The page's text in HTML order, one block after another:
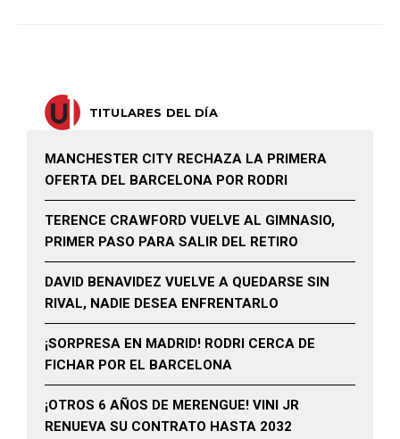
TITULARES DEL DÍA
MANCHESTER CITY RECHAZA LA PRIMERA
OFERTA DEL BARCELONA POR RODRI
TERENCE CRAWFORD VUELVE AL GIMNASIO,
PRIMER PASO PARA SALIR DEL RETIRO
DAVID BENAVIDEZ VUELVE A QUEDARSE SIN
RIVAL, NADIE DESEA ENFRENTARLO
¡SORPRESA EN MADRID! RODRI CERCA DE
FICHAR POR EL BARCELONA
¡OTROS 6 AÑOS DE MERENGUE! VINI JR
RENUEVA SU CONTRATO HASTA 2032